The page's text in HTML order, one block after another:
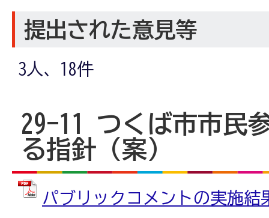
提出された意見等
3人、18件
29-11 つくば市市民
る指針（案）
パブリックコメントの実施結